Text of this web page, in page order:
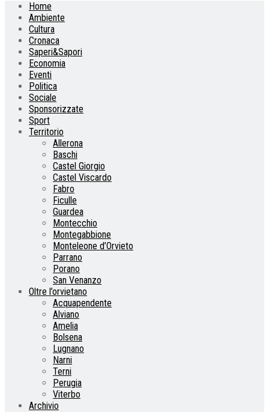
Home
Ambiente
Cultura
Cronaca
Saperi&Sapori
Economia
Eventi
Politica
Sociale
Sponsorizzate
Sport
Territorio
Allerona
Baschi
Castel Giorgio
Castel Viscardo
Fabro
Ficulle
Guardea
Montecchio
Montegabbione
Monteleone d’Orvieto
Parrano
Porano
San Venanzo
Oltre l’orvietano
Acquapendente
Alviano
Amelia
Bolsena
Lugnano
Narni
Terni
Perugia
Viterbo
Archivio